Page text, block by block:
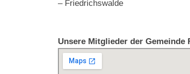
– Friedrichswalde
Unsere Mitglieder der Gemeinde